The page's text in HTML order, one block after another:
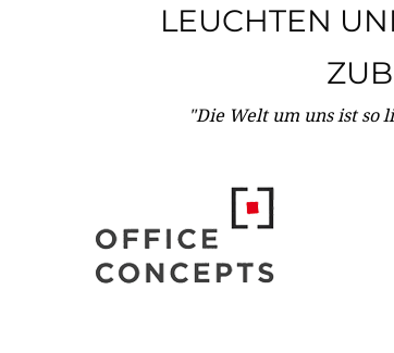
LEUCHTEN
"Die Welt um uns ist so